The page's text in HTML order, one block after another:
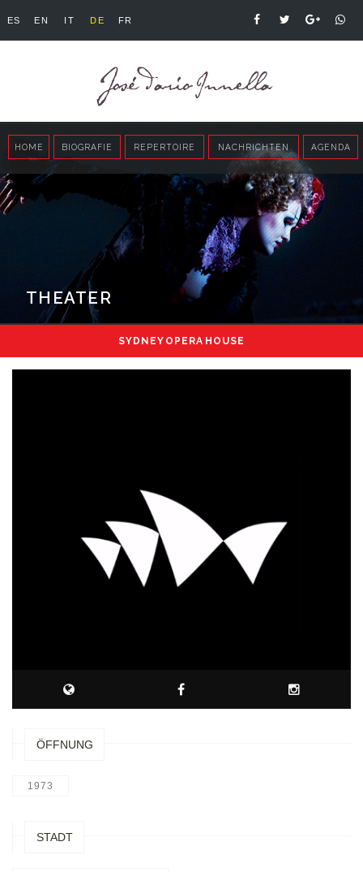
ES EN IT DE FR
HOME BIOGRAFIE REPERTOIRE NACHRICHTEN AGENDA
THEATER
SYDNEY OPERA HOUSE
ÖFFNUNG
1973
STADT